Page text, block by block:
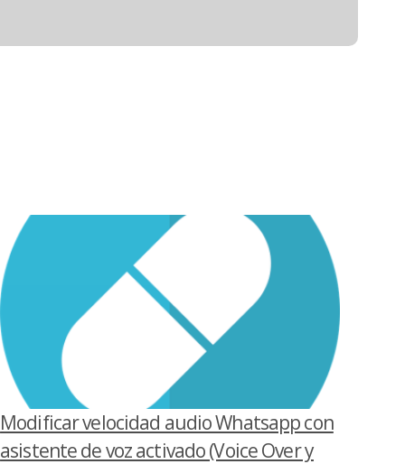
Modificar velocidad audio Whatsapp con
asistente de voz activado (Voice Over y